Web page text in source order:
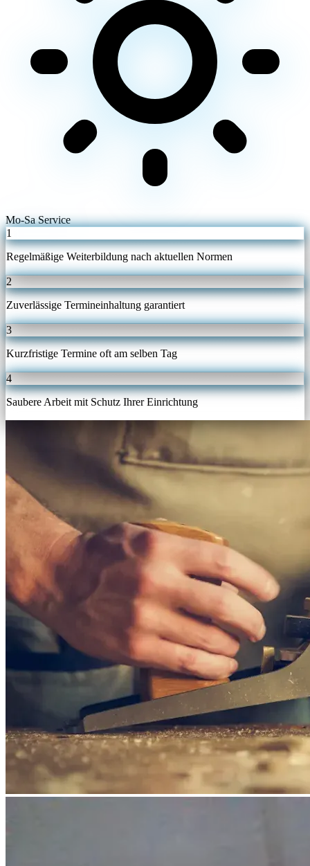
Mo-Sa Service
1
Regelmäßige Weiterbildung nach aktuellen Normen
2
Zuverlässige Termineinhaltung garantiert
3
Kurzfristige Termine oft am selben Tag
4
Saubere Arbeit mit Schutz Ihrer Einrichtung